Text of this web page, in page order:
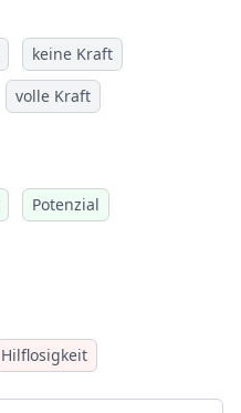
keine Kraft
volle Kraft
Potenzial
Hilflosigkeit